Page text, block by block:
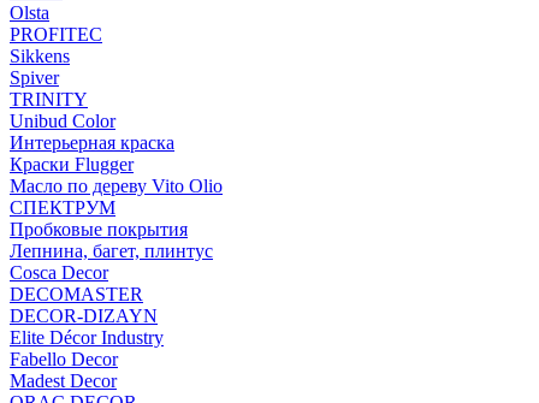
Olsta
PROFITEC
Sikkens
Spiver
TRINITY
Unibud Color
Интерьерная краска
Краски Flugger
Масло по дереву Vito Olio
СПЕКТРУМ
Пробковые покрытия
Лепнина, багет, плинтус
Cosca Decor
DECOMASTER
DECOR-DIZAYN
Elite Décor Industry
Fabello Decor
Madest Decor